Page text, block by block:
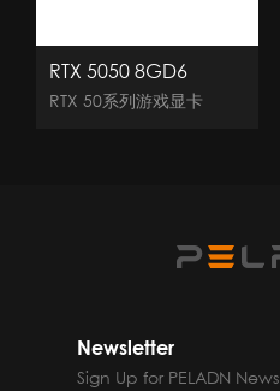
RTX 5050 8GD6
RTX 50系列游戏显卡
Newsletter
Sign Up for PELADN News